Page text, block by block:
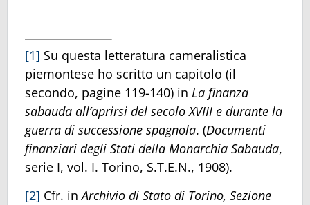
[1] Su questa letteratura cameralistica
piemontese ho scritto un capitolo (il
secondo, pagine 119-140) in La finanza
sabauda all’aprirsi del secolo XVIII e durante la
guerra di successione spagnola. (Documenti
finanziari degli Stati della Monarchia Sabauda,
serie I, vol. I. Torino, S.T.E.N., 1908).
[2] Cfr. inArchivio di Stato di Torino, Sezione